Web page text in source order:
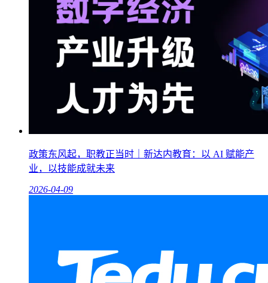
政策东风起，职教正当时｜新达内教育：以 AI 赋能产
业，以技能成就未来
2026-04-09